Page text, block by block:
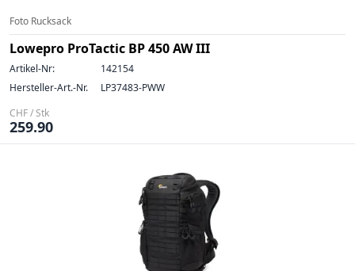
Foto Rucksack
Lowepro ProTactic BP 450 AW III
Artikel-Nr:
142154
Hersteller-Art.-Nr.
LP37483-PWW
CHF / Stk
259.90